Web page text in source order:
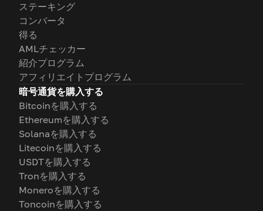
ステーキング
コンバータ
得る
AMLチェッカー
紹介プログラム
アフィリエイトプログラム
暗号通貨を購入する
Bitcoinを購入する
Ethereumを購入する
Solanaを購入する
Litecoinを購入する
USDTを購入する
Tronを購入する
Moneroを購入する
Toncoinを購入する